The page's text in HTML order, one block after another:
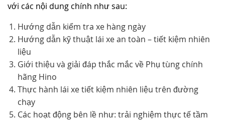
với các nội dung chính như sau:
Hướng dẫn kiểm tra xe hàng ngày
Hướng dẫn kỹ thuật lái xe an toàn – tiết kiệm nhiên
liệu
Giới thiệu và giải đáp thắc mắc về Phụ tùng chính
hãng Hino
Thực hành lái xe tiết kiệm nhiên liệu trên đường
chạy
Các hoạt động bên lề như: trải nghiệm thực tế tầm